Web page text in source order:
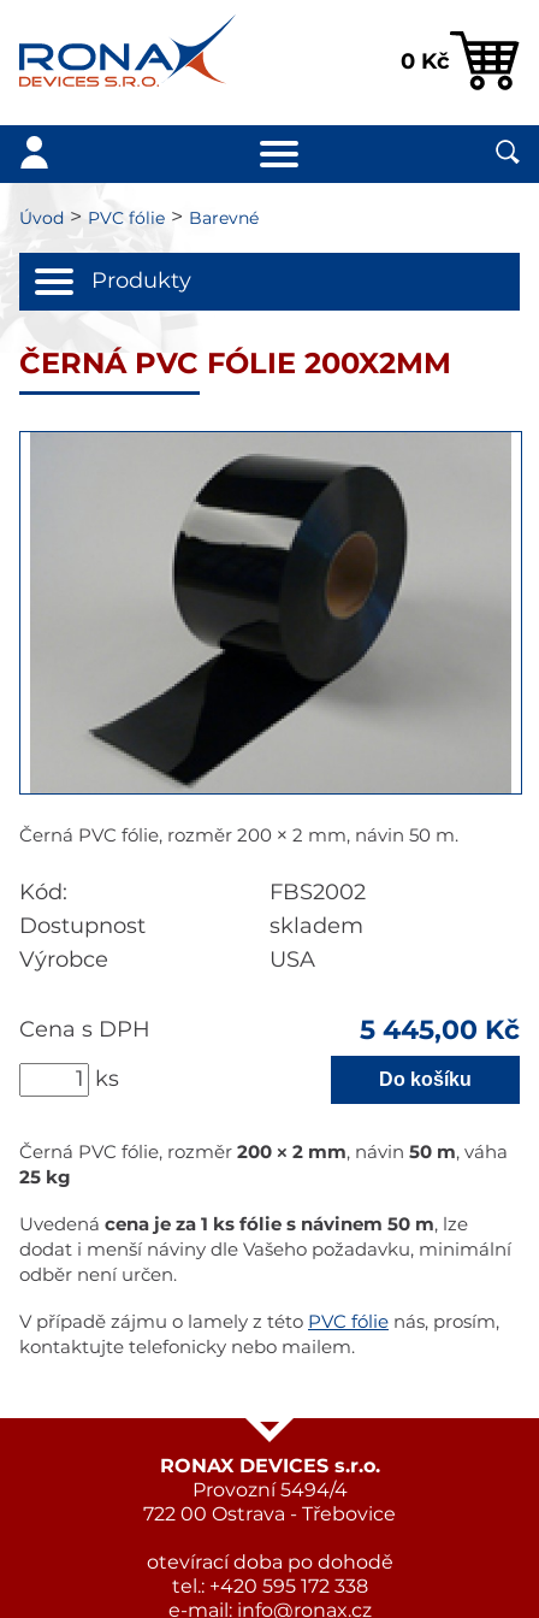
0 Kč
Úvod > PVC fólie > Barevné
Produkty
ČERNÁ PVC FÓLIE 200X2MM
Černá PVC fólie, rozměr 200 × 2 mm, návin 50 m.
Kód:
FBS2002
Dostupnost
skladem
Výrobce
USA
Cena s DPH 5 445,00 Kč
ks Do košíku
Černá PVC fólie, rozměr 200 × 2 mm, návin 50 m, váha
25 kg
Uvedená cena je za 1 ks fólie s návinem 50 m, lze
dodat i menší náviny dle Vašeho požadavku, minimální
odběr není určen.
V případě zájmu o lamely z této PVC fólie nás, prosím,
kontaktujte telefonicky nebo mailem.
RONAX DEVICES s.r.o.
Provozní 5494/4
722 00 Ostrava - Třebovice
otevírací doba po dohodě
tel.: +420 595 172 338
e-mail: info@ronax.cz